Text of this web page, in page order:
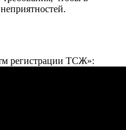
регистрации ТСЖ»: